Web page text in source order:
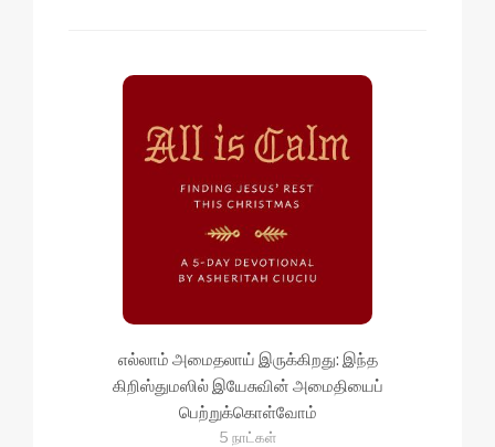
எல்லாம் அமைதலாய் இருக்கிறது: இந்த
கிறிஸ்துமஸில் இயேசுவின் அமைதியைப்
பெற்றுக்கொள்வோம்
5 நாட்கள்